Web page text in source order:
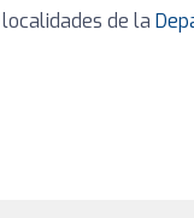
de la